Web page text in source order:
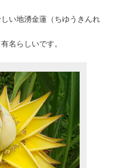
い地湧金蓮（ちゆうきんれ
名らしいです。